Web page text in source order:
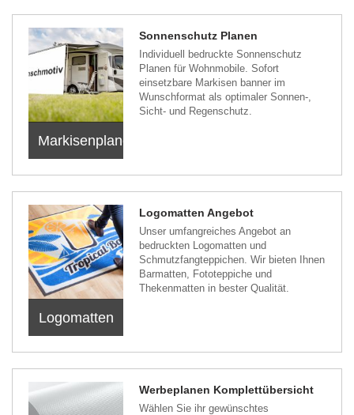
Markisenplanen
Sonnenschutz Planen
Individuell bedruckte Sonnenschutz
Planen für Wohnmobile. Sofort
einsetzbare Markisen banner im
Wunschformat als optimaler Sonnen-,
Sicht- und Regenschutz.
Logomatten
Logomatten Angebot
Unser umfangreiches Angebot an
bedruckten Logomatten und
Schmutzfangteppichen. Wir bieten Ihnen
Barmatten, Fototeppiche und
Thekenmatten in bester Qualität.
Werbeplanen Komplettübersicht
Wählen Sie ihr gewünschtes